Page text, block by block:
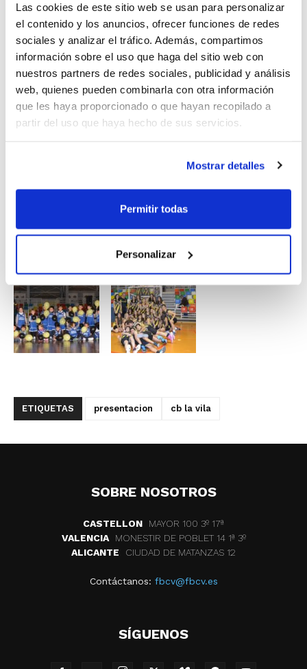
Las cookies de este sitio web se usan para personalizar
el contenido y los anuncios, ofrecer funciones de redes
sociales y analizar el tráfico. Además, compartimos
información sobre el uso que haga del sitio web con
nuestros partners de redes sociales, publicidad y análisis
web, quienes pueden combinarla con otra información
que les haya proporcionado o que hayan recopilado a
partir del uso que haya hecho de sus servicios.
Mostrar detalles
Permitir todas
Personalizar
también a nivel federado con este equipo.
A la presentación acudieron el alcaldeJaime Llorety
el concejal de DeportesPedro Ramis, mostrando su
apoyo a este proyecto que no para de crecer.
La entidad está atravesando un gran
momento,contando con una liga escolar con más de
120 niños de 7 centros escolares diferentes y con
ETIQUETAS presentacion cb la vila
SOBRE NOSOTROS
CASTELLON
MAYOR 100 3º 17ª
VALENCIA
MONESTIR DE POBLET 14 1ª 3º
ALICANTE
CIUDAD DE MATANZAS 12
Contáctanos: fbcv@fbcv.es
SÍGUENOS